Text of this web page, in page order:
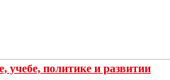
учебе, политике и развитии